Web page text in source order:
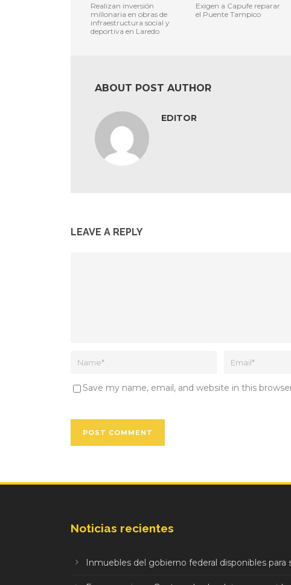
Realizan inversión
millonaria en obras de
infraestructura social y
deportiva en Laredo
Exigen a Capufe reparar
el Puente Tampico
ABOUT POST AUTHOR
EDITOR
LEAVE A REPLY
Save my name, email, and website in this
Noticias recientes
Inmuebles del gobierno federal disponibles para